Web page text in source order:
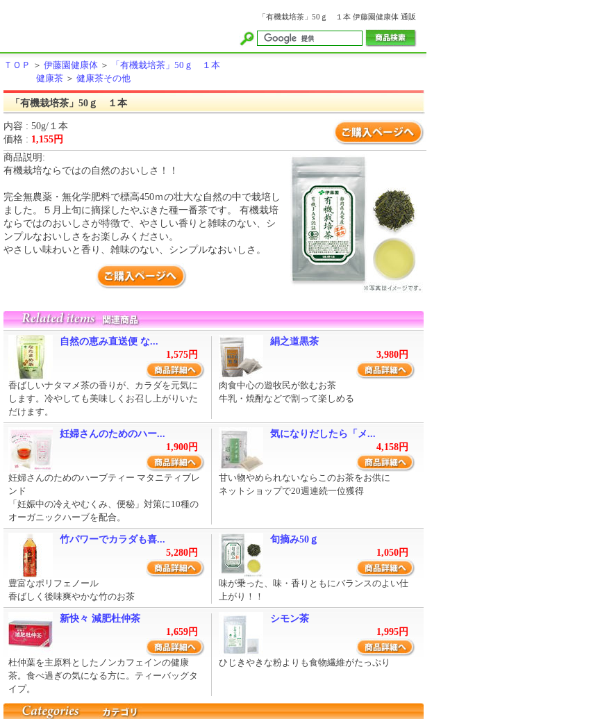
「有機栽培茶」50ｇ １本 伊藤園健康体 通販
ＴＯＰ ＞ 伊藤園健康体 ＞
「有機栽培茶」50ｇ １本
健康茶 ＞ 健康茶その他
「有機栽培茶」50ｇ １本
内容 : 50g/１本
価格 : 1,155円
商品説明:
有機栽培ならではの自然のおいしさ！！
完全無農薬・無化学肥料で標高450ｍの壮大な自然の中で栽培し
ました。５月上旬に摘採したやぶきた種一番茶です。 有機栽培
ならではのおいしさが特徴で、やさしい香りと雑味のない、シ
ンプルなおいしさをお楽しみください。
やさしい味わいと香り、雑味のない、シンプルなおいしさ。
自然の恵み直送便 な...
1,575円
香ばしいナタマメ茶の香りが、カラダを元気に
します。冷やしても美味しくお召し上がりいた
だけます。
絹之道黒茶
3,980円
肉食中心の遊牧民が飲むお茶
牛乳・焼酎などで割って楽しめる
妊婦さんのためのハー...
1,900円
妊婦さんのためのハーブティー マタニティブレ
ンド
「妊娠中の冷えやむくみ、便秘」対策に10種の
オーガニックハーブを配合。
気になりだしたら「メ...
4,158円
甘い物やめられないならこのお茶をお供に
ネットショップで20週連続一位獲得
竹パワーでカラダも喜...
5,280円
豊富なポリフェノール
香ばしく後味爽やかな竹のお茶
旬摘み50ｇ
1,050円
味が乗った、味・香りともにバランスのよい仕
上がり！！
新快々 減肥杜仲茶
1,659円
杜仲葉を主原料としたノンカフェインの健康
茶。食べ過ぎの気になる方に。ティーバッグタ
イプ。
シモン茶
1,995円
ひじきやきな粉よりも食物繊維がたっぷり